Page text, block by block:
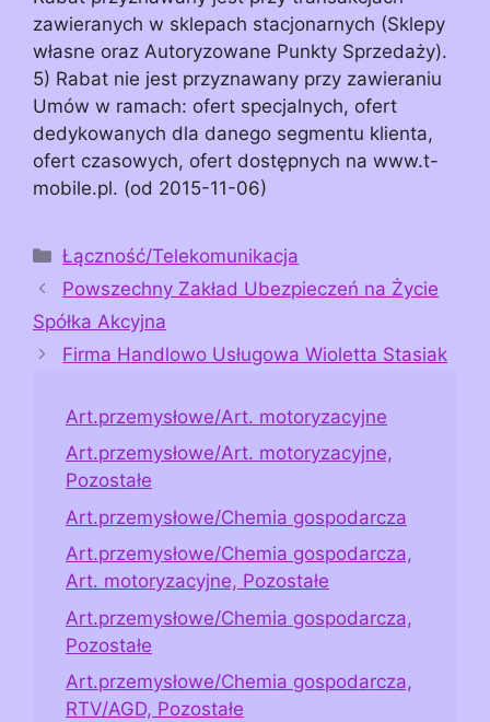
zawieranych w sklepach stacjonarnych (Sklepy
własne oraz Autoryzowane Punkty Sprzedaży).
5) Rabat nie jest przyznawany przy zawieraniu
Umów w ramach: ofert specjalnych, ofert
dedykowanych dla danego segmentu klienta,
ofert czasowych, ofert dostępnych na www.t-
mobile.pl. (od 2015-11-06)
Kategorie
Łączność/Telekomunikacja
Powszechny Zakład Ubezpieczeń na Życie
Spółka Akcyjna
Firma Handlowo Usługowa Wioletta Stasiak
Art.przemysłowe/Art. motoryzacyjne
Art.przemysłowe/Art. motoryzacyjne,
Pozostałe
Art.przemysłowe/Chemia gospodarcza
Art.przemysłowe/Chemia gospodarcza,
Art. motoryzacyjne, Pozostałe
Art.przemysłowe/Chemia gospodarcza,
Pozostałe
Art.przemysłowe/Chemia gospodarcza,
RTV/AGD, Pozostałe